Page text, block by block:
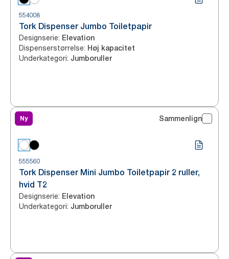
554008
Tork Dispenser Jumbo Toiletpapir
Designserie: Elevation
Dispenserstørrelse: Høj kapacitet
Underkategori: Jumboruller
Ny Sammenlign
555560
Tork Dispenser Mini Jumbo Toiletpapir 2 ruller,
hvid T2
Designserie: Elevation
Underkategori: Jumboruller